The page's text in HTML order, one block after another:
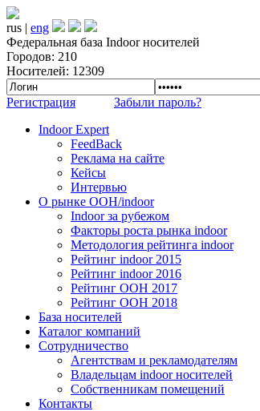
rus | eng
Федеральная база Indoor носителей
Городов: 210
Носителей: 12309
Регистрация
Забыли пароль?
Indoor Expert
FeedBack
Реклама на сайте
Кейсы
Интервью
О рынке OOH/indoor
Indoor за рубежом
Факторы роста рынка indoor
Методология рейтинга indoor
Рейтинг indoor 2015
Рейтинг indoor 2016
Рейтинг OOH 2017
Рейтинг OOH 2018
База носителей
Каталог компаний
Сотрудничество
Агентствам и рекламодателям
Владельцам indoor носителей
Собственникам помещений
Контакты